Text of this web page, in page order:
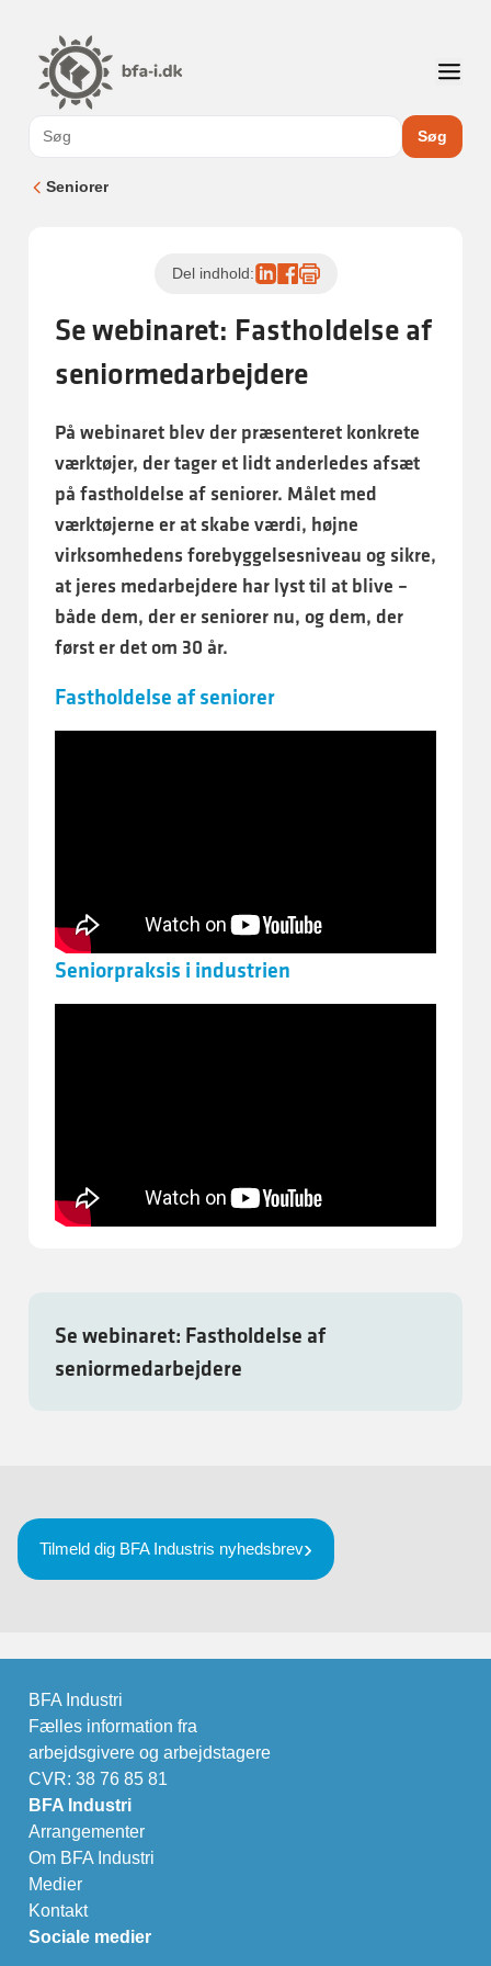
Søg
Seniorer
Se webinaret: Fastholdelse af
seniormedarbejdere
Se webinaret: Fastholdelse af
seniormedarbejdere
Del indhold:
På webinaret blev der præsenteret konkrete
værktøjer, der tager et lidt anderledes afsæt
på fastholdelse af seniorer. Målet med
værktøjerne er at skabe værdi, højne
virksomhedens forebyggelsesniveau og sikre,
at jeres medarbejdere har lyst til at blive –
både dem, der er seniorer nu, og dem, der
først er det om 30 år.
Fastholdelse af seniorer
Seniorpraksis i industrien
Tilmeld dig BFA Industris nyhedsbrev
BFA Industri
Fælles information fra
arbejdsgivere og arbejdstagere
CVR: 38 76 85 81
BFA Industri
Arrangementer
Om BFA Industri
Medier
Kontakt
Sociale medier